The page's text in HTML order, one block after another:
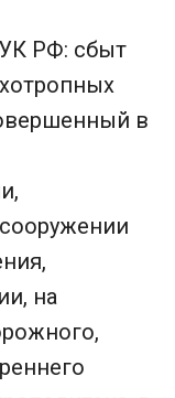
УК РФ: сбыт
в
на